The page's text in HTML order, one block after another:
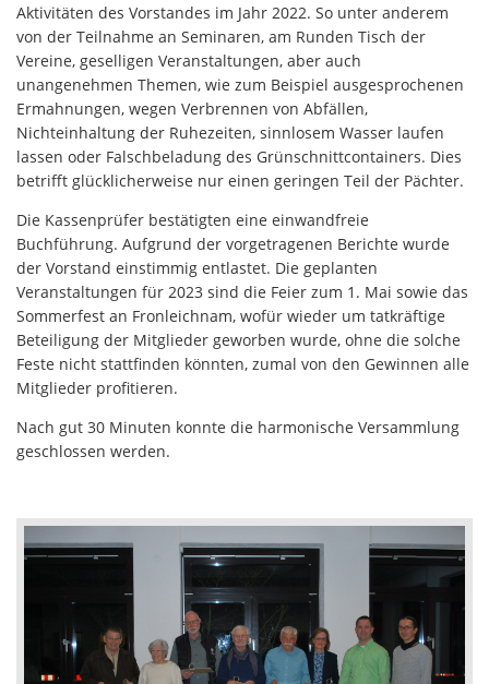
Aktivitäten des Vorstandes im Jahr 2022. So unter anderem
von der Teilnahme an Seminaren, am Runden Tisch der
Vereine, geselligen Veranstaltungen, aber auch
unangenehmen Themen, wie zum Beispiel ausgesprochenen
Ermahnungen, wegen Verbrennen von Abfällen,
Nichteinhaltung der Ruhezeiten, sinnlosem Wasser laufen
lassen oder Falschbeladung des Grünschnittcontainers. Dies
betrifft glücklicherweise nur einen geringen Teil der Pächter.
Die Kassenprüfer bestätigten eine einwandfreie
Buchführung. Aufgrund der vorgetragenen Berichte wurde
der Vorstand einstimmig entlastet. Die geplanten
Veranstaltungen für 2023 sind die Feier zum 1. Mai sowie das
Sommerfest an Fronleichnam, wofür wieder um tatkräftige
Beteiligung der Mitglieder geworben wurde, ohne die solche
Feste nicht stattfinden könnten, zumal von den Gewinnen alle
Mitglieder profitieren.
Nach gut 30 Minuten konnte die harmonische Versammlung
geschlossen werden.